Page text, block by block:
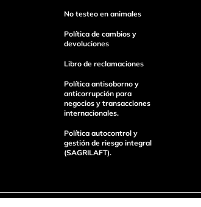
Enviar Comentario
No testeo en animales
Política de cambios y
devoluciones
Libro de reclamaciones
Política antisoborno y
anticorrupción para
negocios y transacciones
internacionales.
Política autocontrol y
gestión de riesgo integral
(SAGRILAFT).